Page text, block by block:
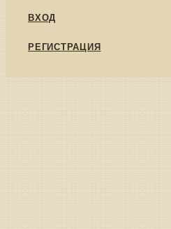
ВХОД
РЕГИСТРАЦИЯ